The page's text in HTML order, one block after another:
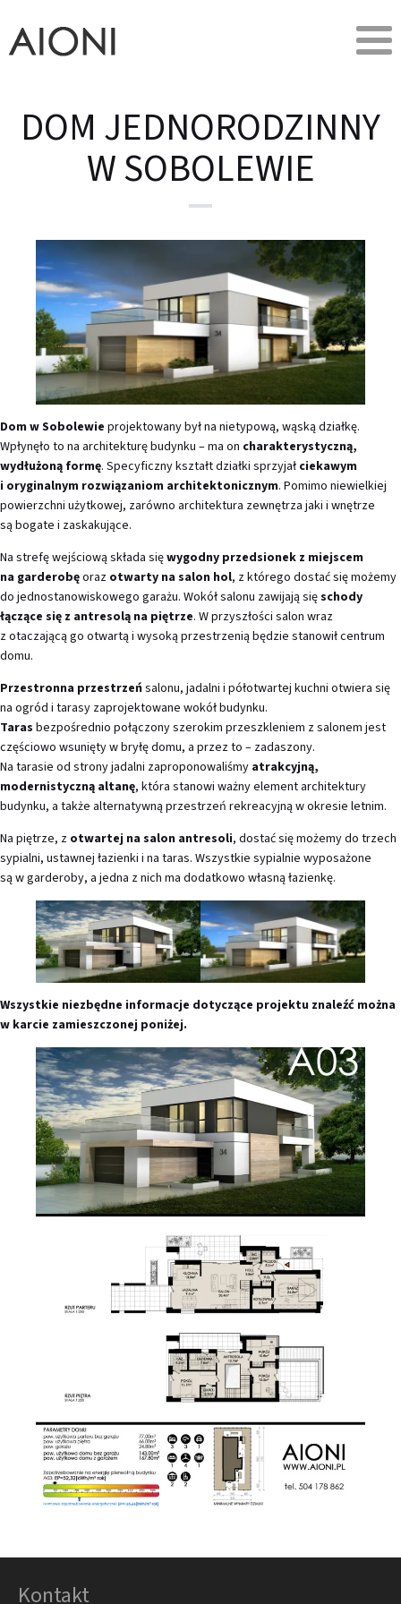
DOM JEDNORODZINNY
W SOBOLEWIE
Dom w Sobolewie projektowany był na nietypową, wąską działkę.
Wpłynęło to na architekturę budynku – ma on charakterystyczną,
wydłużoną formę. Specyficzny kształt działki sprzyjał ciekawym
i oryginalnym rozwiązaniom architektonicznym. Pomimo niewielkiej
powierzchni użytkowej, zarówno architektura zewnętrza jaki i wnętrze
są bogate i zaskakujące.
Na strefę wejściową składa sięwygodny przedsionek z miejscem
na garderobęoraz otwarty na salon hol, z którego dostać się możemy
do jednostanowiskowego garażu. Wokół salonu zawijają sięschody
łączące się z antresolą na piętrze. W przyszłości salon wraz
z otaczającą go otwartą i wysoką przestrzenią będzie stanowił centrum
domu.
Przestronna przestrzeńsalonu, jadalni i półotwartej kuchni otwiera się
na ogród i tarasy zaprojektowane wokół budynku.
Taras bezpośrednio połączony szerokim przeszkleniem z salonem jest
częściowo wsunięty w bryłę domu, a przez to – zadaszony.
Na tarasie od strony jadalni zaproponowaliśmy atrakcyjną,
modernistyczną altanę, która stanowi ważny element architektury
budynku, a także alternatywną przestrzeń rekreacyjną w okresie letnim.
Na piętrze, z otwartej na salon antresoli, dostać się możemy do trzech
sypialni, ustawnej łazienki i na taras. Wszystkie sypialnie wyposażone
są w garderoby, a jedna z nich ma dodatkowo własną łazienkę.
Wszystkie niezbędne informacje dotyczące projektu znaleźć można
w karcie zamieszczonej poniżej.
Kontakt